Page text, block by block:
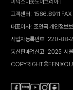
피닉스아웃도어코리아 |
고객센터 : 1566.8911
대표이사 : 조인국 개인정보
사업자등록번호 : 220-88-
통신판매업신고 : 2025-서
페 블 유 인 카